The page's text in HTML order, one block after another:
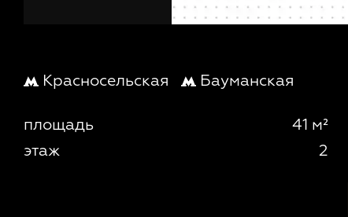
Красносельская Бауманская
площадь
41 м²
этаж
2